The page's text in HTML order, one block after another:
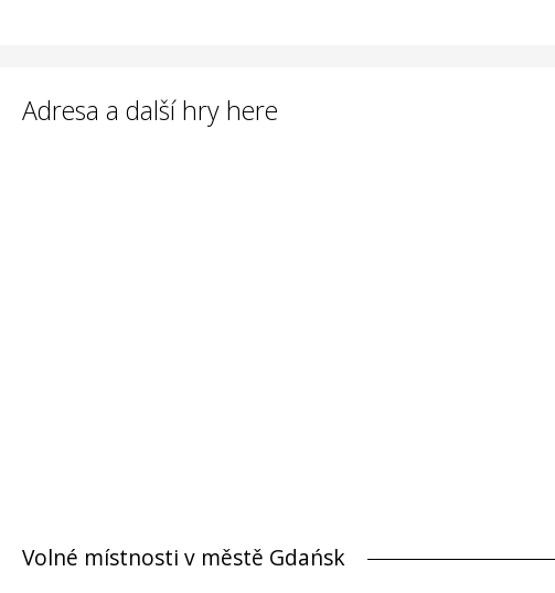
Adresa a další hry here
Volné místnosti v městě Gdańsk